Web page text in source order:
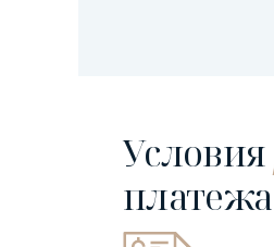
Условия
платежа